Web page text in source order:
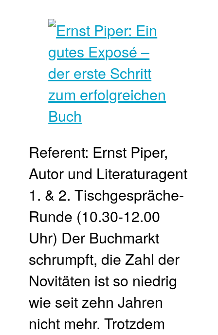
Referent: Ernst Piper,
Autor und Literaturagent
1. & 2. Tischgespräche-
Runde (10.30-12.00
Uhr) Der Buchmarkt
schrumpft, die Zahl der
Novitäten ist so niedrig
wie seit zehn Jahren
nicht mehr. Trotzdem